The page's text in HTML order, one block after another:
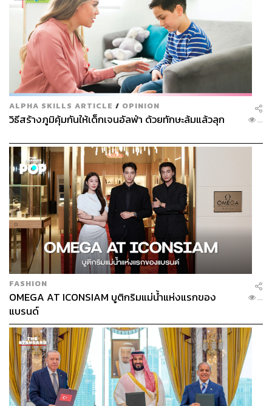
ALPHA SKILLS ARTICLE / OPINION
วิธีสร้างภูมิคุ้มกันให้เด็กเจนอัลฟ่า ด้วยทักษะล้มแล้วลุก ...
FASHION
OMEGA AT ICONSIAM บูติกริมแม่น้ำแห่งแรกของ
แบรนด์
...